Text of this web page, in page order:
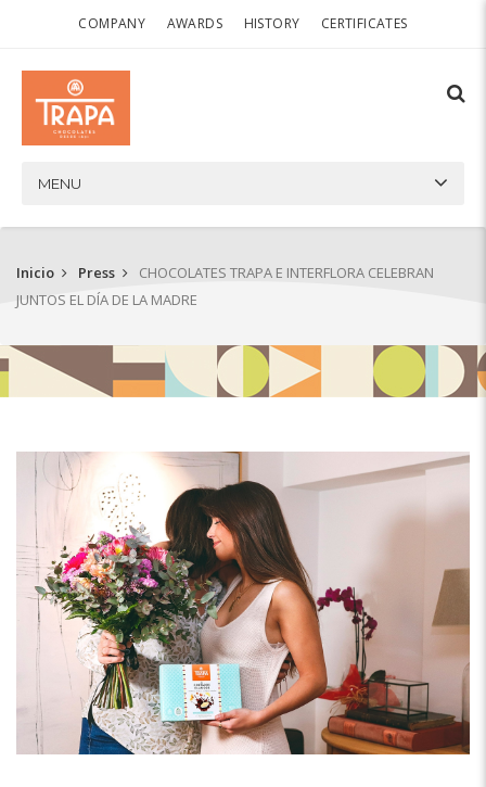
COMPANY AWARDS HISTORY CERTIFICATES
MENU
Inicio Press
CHOCOLATES TRAPA E INTERFLORA CELEBRAN
JUNTOS EL DÍA DE LA MADRE